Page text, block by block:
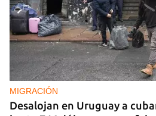
MIGRACIÓN
Desalojan en Uruguay a